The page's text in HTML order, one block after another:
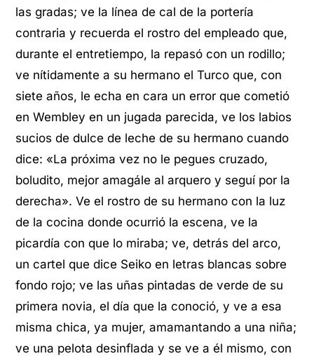
las gradas; ve la línea de cal de la portería
contraria y recuerda el rostro del empleado que,
durante el entretiempo, la repasó con un rodillo;
ve nítidamente a su hermano el Turco que, con
siete años, le echa en cara un error que cometió
en Wembley en un jugada parecida, ve los labios
sucios de dulce de leche de su hermano cuando
dice: «La próxima vez no le pegues cruzado,
boludito, mejor amagále al arquero y seguí por la
derecha». Ve el rostro de su hermano con la luz
de la cocina donde ocurrió la escena, ve la
picardía con que lo miraba; ve, detrás del arco,
un cartel que dice Seiko en letras blancas sobre
fondo rojo; ve las uñas pintadas de verde de su
primera novia, el día que la conoció, y ve a esa
misma chica, ya mujer, amamantando a una niña;
ve una pelota desinflada y se ve a él mismo, con